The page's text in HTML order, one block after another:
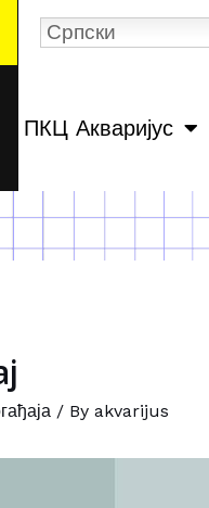
Српски
ПКЦ Акваријус
/ By akvarijus